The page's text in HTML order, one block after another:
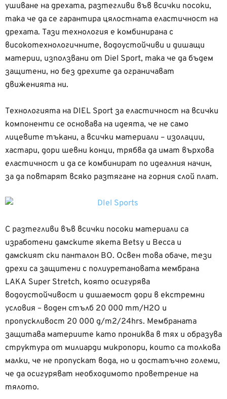
ушиване на дрехата, разтегливи във всички посоки,
така че да се гарантира цялостната еластичност на
дрехата. Тази технология е комбинирана с
високотехнологичните, водоустойчиви и дишащи
материи, използвани от Diel Sport, така че да бъдем
защитени, но без дрехите да ограничават
движенията ни.
Технологията на DIEL Sport за еластичност на всички
компоненти се основава на идеята, че не само
лицевите тъкани, а всички материали – изолации,
хастари, дори шевни конци, трябва да имат върхова
еластичност и да се комбинират по идеалния начин,
за да повтарят всяко разтягане на горния слой плат.
С разтегливи във всички посоки материали са
изработени дамските якета Betsy и Becca и
дамският ски панталон BO. Освен това обаче, тези
дрехи са защитени с полиуретановата мембрана
LAKA Super Stretch, която осигурява
водоустойчивост и дишаемост дори в екстремни
условия – воден стълб 20 000 mm/H2O и
пропускливост 20 000 g/m2/24hrs. Мембраната
защитава материите като прониква в тях и образува
структура от милиарди микропори, които са толкова
малки, че не пропускат вода, но и достатъчно големи,
че да осигуряват необходимото проветрение на
тялото.